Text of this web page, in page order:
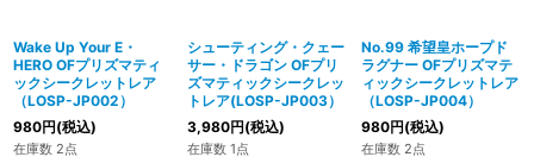
Wake Up Your E・
HERO OFプリズマティ
ックシークレットレア
（LOSP-JP002）
980円(税込)
在庫数 2点
シューティング・クェー
サー・ドラゴン OFプリ
ズマティックシークレッ
トレア(LOSP-JP003）
3,980円(税込)
在庫数 1点
No.99 希望皇ホープド
ラグナー OFプリズマテ
ィックシークレットレア
（LOSP-JP004）
980円(税込)
在庫数 2点